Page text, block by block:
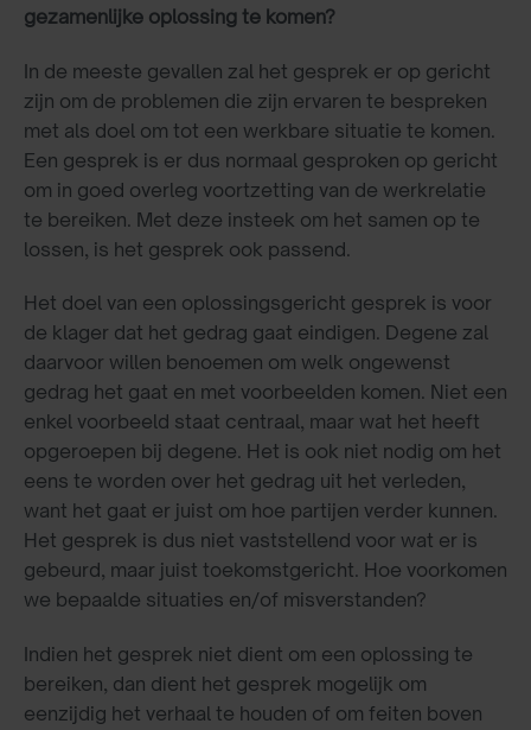
gezamenlijke oplossing te komen?
In de meeste gevallen zal het gesprek er op gericht
zijn om de problemen die zijn ervaren te bespreken
met als doel om tot een werkbare situatie te komen.
Een gesprek is er dus normaal gesproken op gericht
om in goed overleg voortzetting van de werkrelatie
te bereiken. Met deze insteek om het samen op te
lossen, is het gesprek ook passend.
Het doel van een oplossingsgericht gesprek is voor
de klager dat het gedrag gaat eindigen. Degene zal
daarvoor willen benoemen om welk ongewenst
gedrag het gaat en met voorbeelden komen. Niet een
enkel voorbeeld staat centraal, maar wat het heeft
opgeroepen bij degene. Het is ook niet nodig om het
eens te worden over het gedrag uit het verleden,
want het gaat er juist om hoe partijen verder kunnen.
Het gesprek is dus niet vaststellend voor wat er is
gebeurd, maar juist toekomstgericht. Hoe voorkomen
we bepaalde situaties en/of misverstanden?
Indien het gesprek niet dient om een oplossing te
bereiken, dan dient het gesprek mogelijk om
eenzijdig het verhaal te houden of om feiten boven